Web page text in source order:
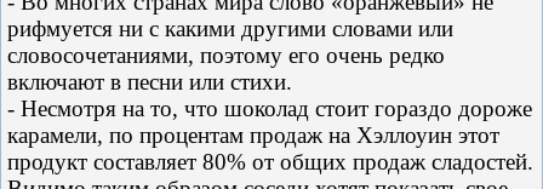
рифмуется ни с какими другими словами или
словосочетаниями, поэтому его очень редко
включают в песни или стихи.
- Несмотря на то, что шоколад стоит гораздо дороже
карамели, по процентам продаж на Хэллоуин этот
продукт составляет 80% от общих продаж сладостей.